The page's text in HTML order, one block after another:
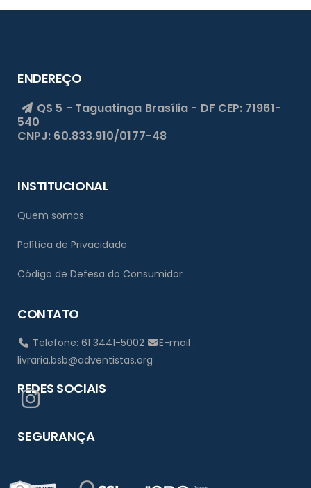
ENDEREÇO
QS 5 - Taguatinga Brasília - DF CEP: 71961-
540
CNPJ: 60.833.910/0177-48
INSTITUCIONAL
Quem somos
Política de Privacidade
Código de Defesa do Consumidor
CONTATO
Telefone: 61 3441-5002
E-mail :
livraria.bsb@adventistas.org
REDES SOCIAIS
SEGURANÇA